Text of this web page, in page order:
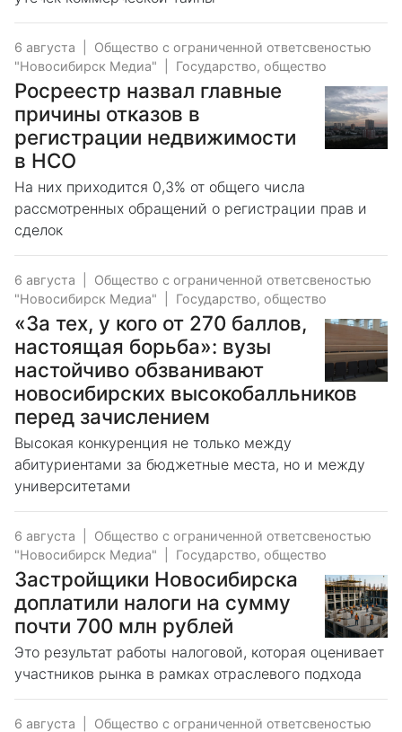
6 августа
Общество с ограниченной ответсвеностью
"Новосибирск Медиа"
Государство, общество
Росреестр назвал главные
причины отказов в
регистрации недвижимости
в НСО
На них приходится 0,3% от общего числа
рассмотренных обращений о регистрации прав и
сделок
6 августа
Общество с ограниченной ответсвеностью
"Новосибирск Медиа"
Государство, общество
«За тех, у кого от 270 баллов,
настоящая борьба»: вузы
настойчиво обзванивают
новосибирских высокобалльников
перед зачислением
Высокая конкуренция не только между
абитуриентами за бюджетные места, но и между
университетами
6 августа
Общество с ограниченной ответсвеностью
"Новосибирск Медиа"
Государство, общество
Застройщики Новосибирска
доплатили налоги на сумму
почти 700 млн рублей
Это результат работы налоговой, которая оценивает
участников рынка в рамках отраслевого подхода
6 августа
Общество с ограниченной ответсвеностью